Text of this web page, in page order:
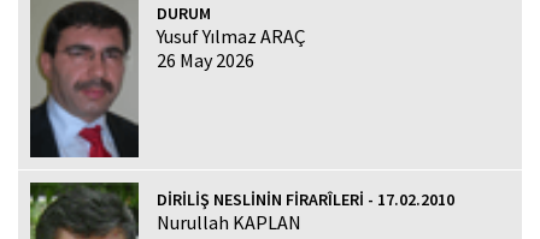
DURUM
Yusuf Yılmaz ARAÇ
26 May 2026
DİRİLİŞ NESLİNİN FİRARÎLERİ - 17.02.2010
Nurullah KAPLAN